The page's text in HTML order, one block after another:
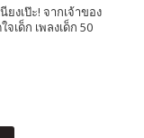
งเป๊ะ! จากเจ้าของ
เด็ก เพลงเด็ก 50